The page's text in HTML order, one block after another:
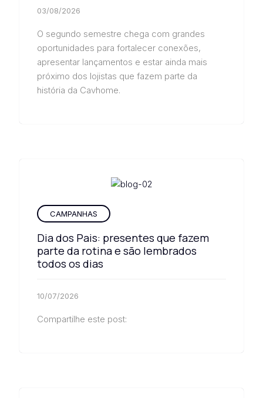
03/08/2026
O segundo semestre chega com grandes
oportunidades para fortalecer conexões,
apresentar lançamentos e estar ainda mais
próximo dos lojistas que fazem parte da
história da Cavhome.
CAMPANHAS
Dia dos Pais: presentes que fazem
parte da rotina e são lembrados
todos os dias
10/07/2026
Compartilhe este post: